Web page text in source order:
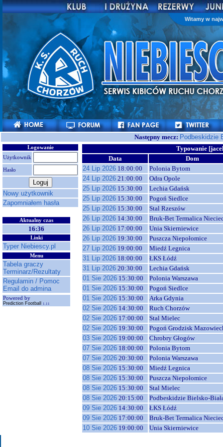
Witamy w
Następny mecz: Podbeskidzie
Logowanie
Użytkownik
Hasło
Nowy użytkownik
Zapomniałem hasła
Aktualny czas
16:36
Linki
Typer Niebiescy.pl
Menu
Tabela graczy
Terminarz/Rezultaty
Regulamin / Pomoc
Email do admina
Powered by
Prediction Football 1.11
Typowanie
Data
Dom
24 Lip 2026 18:00:00
Polonia Bytom
24 Lip 2026 21:00:00
Odra Opole
25 Lip 2026 15:30:00
Lechia Gdańsk
25 Lip 2026 15:30:00
Pogoń Siedlce
25 Lip 2026 15:30:00
Stal Rzeszów
26 Lip 2026 14:30:00
Bruk-Bet Termalica
26 Lip 2026 17:00:00
Unia Skierniewice
26 Lip 2026 19:30:00
Puszcza Niepołomice
27 Lip 2026 19:00:00
Miedź Legnica
31 Lip 2026 18:00:00
ŁKS Łódź
31 Lip 2026 20:30:00
Lechia Gdańsk
01 Sie 2026 15:30:00
Polonia Warszawa
01 Sie 2026 15:30:00
Pogoń Siedlce
01 Sie 2026 15:30:00
Arka Gdynia
02 Sie 2026 14:30:00
Ruch Chorzów
02 Sie 2026 17:00:00
Stal Mielec
02 Sie 2026 19:30:00
Pogoń Grodzisk
03 Sie 2026 19:00:00
Chrobry Głogów
07 Sie 2026 18:00:00
Polonia Bytom
07 Sie 2026 20:30:00
Polonia Warszawa
08 Sie 2026 15:30:00
Miedź Legnica
08 Sie 2026 15:30:00
Puszcza Niepołomice
08 Sie 2026 15:30:00
Stal Mielec
08 Sie 2026 20:15:00
Podbeskidzie Bielsko-
09 Sie 2026 14:30:00
ŁKS Łódź
09 Sie 2026 17:00:00
Bruk-Bet Termalica
10 Sie 2026 19:00:00 Unia Skierniewice